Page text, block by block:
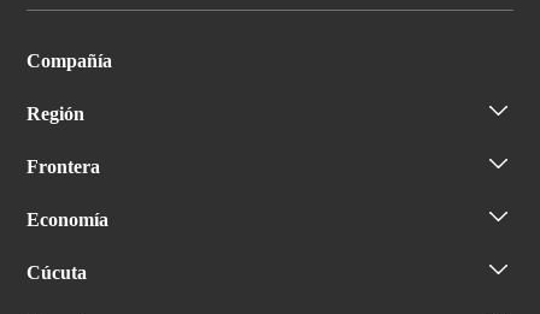
Compañía
Región
Frontera
Economía
Cúcuta